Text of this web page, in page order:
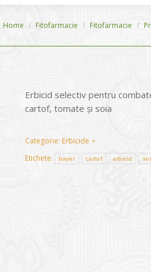
You are here:
Home Fitofarmacie Fitofarmacie
Erbicid selectiv pentru
cartof, tomate şi soia
Categorie: Erbicide
Etichete:
bayer cartof erbicid